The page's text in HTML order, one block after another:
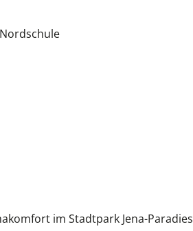
im Stadtpark Jena-Paradies